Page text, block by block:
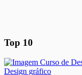
Top 10